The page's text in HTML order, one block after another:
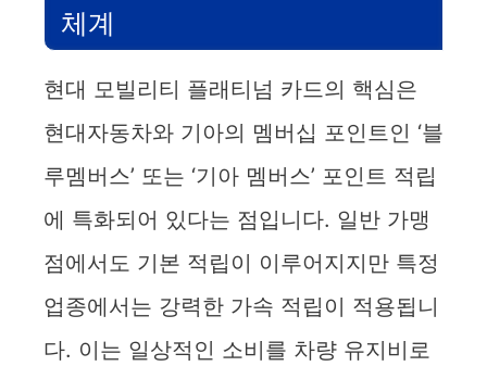
체계
현대 모빌리티 플래티넘 카드의 핵심은
현대자동차와 기아의 멤버십 포인트인 ‘블
루멤버스’ 또는 ‘기아 멤버스’ 포인트 적립
에 특화되어 있다는 점입니다. 일반 가맹
점에서도 기본 적립이 이루어지지만 특정
업종에서는 강력한 가속 적립이 적용됩니
다. 이는 일상적인 소비를 차량 유지비로